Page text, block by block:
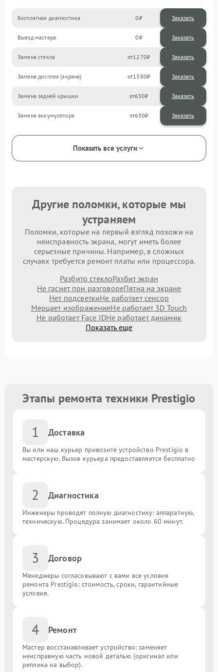
Бесплатная диагностика 0 Заказать
Выезд мастера 0 Заказать
Замена стекла 1270
Замена дисплея (экрана) 1380
Замена задней крышки 630
Замена аккумулятора 630
Показать все услуги
Другие поломки, которые мы
устраняем
Поломки, которые на первый взгляд похожи на
неисправность экрана, могут иметь более
серьезные причины. Например, в сложных
случаях требуется ремонт платы или процессора.
Разбито стеклоРазбит экран
Не гаснет при разговореПятна на экране
Нет подсветкиНе работает сенсор
Мерцает изображениеНе работает 3D Touch
Не работает Face IDНе работает динамик
Показать еще
Этапы ремонта техники Prestigio
1 Доставка
Вы или наш курьер привозите устройство Prestigio в
мастерскую. Вызов курьера предоставляется бесплатно
2 Диагностика
Инженеры проводят полную диагностику: аппаратную,
техническую. Процедура занимает около 60 минут.
3 Договор
Менеджеры согласовывают с вами все условия
ремонта Prestigio: стоимость, сроки, гарантийные
условия.
4 Ремонт
Мастер восстанавливает устройство: заменяет
неисправную часть новой деталью (оригинал или
реплика на выбор).